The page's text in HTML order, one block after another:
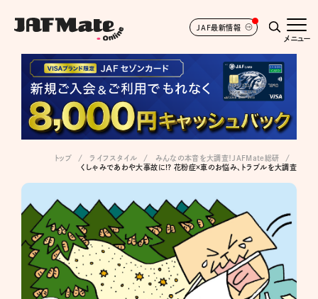
JAF最新情報
メニュー
トップ ライフスタイル
みんなの本音を大調査！JAFMate総研
くしゃみであわや大事故に!? 花粉症×車のお悩み、トラブルを大調査